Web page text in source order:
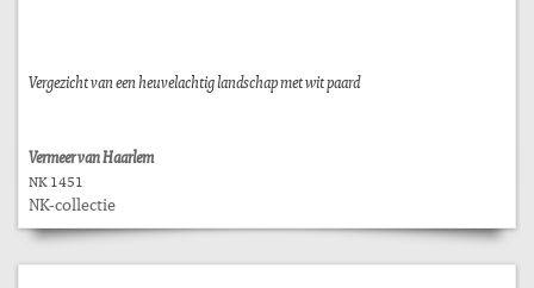
Vergezicht van een heuvelachtig landschap met wit paard
Vermeer van Haarlem
NK 1451
NK-collectie